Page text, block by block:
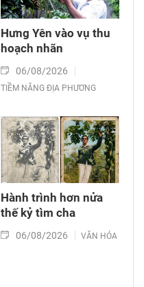
Hưng Yên vào vụ thu
hoạch nhãn
06/08/2026
TIỀM NĂNG ĐỊA PHƯƠNG
Hành trình hơn nửa
thế kỷ tìm cha
06/08/2026 VĂN HÓA